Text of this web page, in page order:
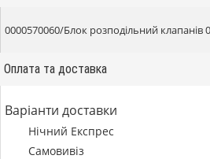
0000570060/Блок розподільний клапанів
Оплата та доставка
Варіанти доставки
Нічний Експрес
Самовивіз